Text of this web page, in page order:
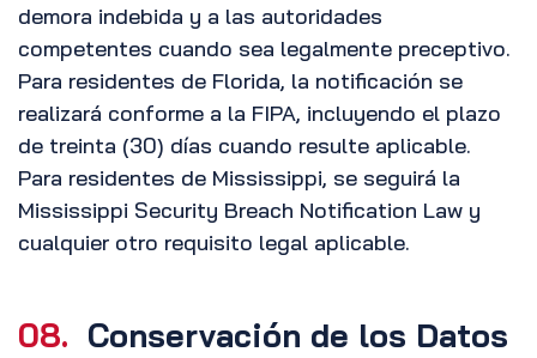
demora indebida y a las autoridades
competentes cuando sea legalmente preceptivo.
Para residentes de Florida, la notificación se
realizará conforme a la FIPA, incluyendo el plazo
de treinta (30) días cuando resulte aplicable.
Para residentes de Mississippi, se seguirá la
Mississippi Security Breach Notification Law y
cualquier otro requisito legal aplicable.
08. Conservación de los Datos